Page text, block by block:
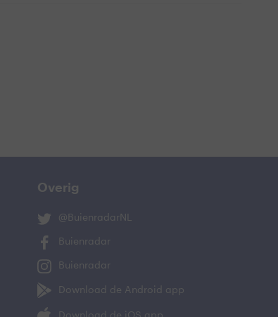
Overig
@BuienradarNL
Buienradar
Buienradar
Download de Android app